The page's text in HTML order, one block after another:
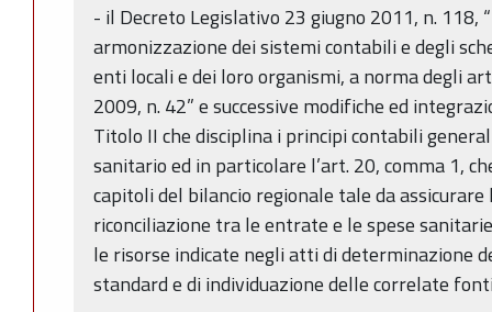
- il Decreto Legislativo 23 giugno 2011, n. 118,
armonizzazione dei sistemi contabili e degli
enti locali e dei loro organismi, a norma degli
2009, n. 42” e successive modifiche ed
Titolo II che disciplina i principi contabili
sanitario ed in particolare l’art. 20, comma 1,
capitoli del bilancio regionale tale da assicurare
riconciliazione tra le entrate e le spese
le risorse indicate negli atti di determinazione
standard e di individuazione delle correlate